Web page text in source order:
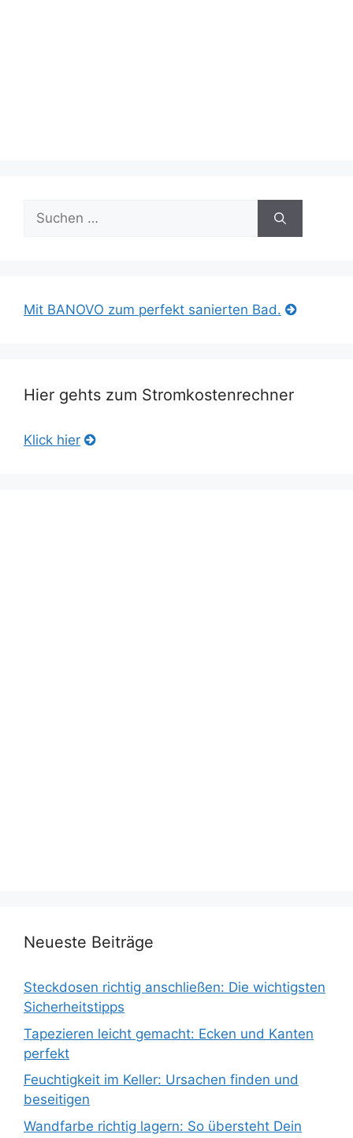
Suche
nach:
Mit BANOVO zum perfekt sanierten Bad.
Hier gehts zum Stromkostenrechner
Klick hier
Neueste Beiträge
Steckdosen richtig anschließen: Die wichtigsten
Sicherheitstipps
Tapezieren leicht gemacht: Ecken und Kanten
perfekt
Feuchtigkeit im Keller: Ursachen finden und
beseitigen
Wandfarbe richtig lagern: So übersteht Dein